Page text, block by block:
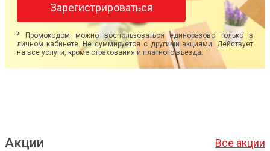
Зарегистрироваться
* Промокодом можно воспользоваться единоразово только в
личном кабинете. Не суммируется с другими акциями. Действует
на все услуги, кроме страхования и платного въезда.
Акции Все акции